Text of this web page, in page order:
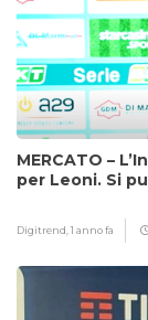
MERCATO –
per Leoni. Si
Digitrend,1 anno fa